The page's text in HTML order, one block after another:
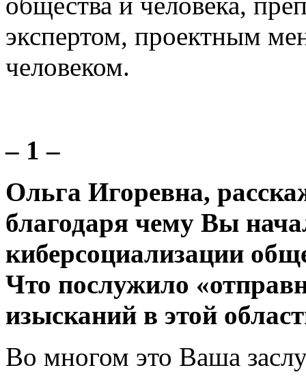
экспертом, проектным
человеком.
– 1 –
Ольга Игоревна,
благодаря чему Вы
киберсоциализации
Что послужило
изысканий в этой
Во многом это Ваша